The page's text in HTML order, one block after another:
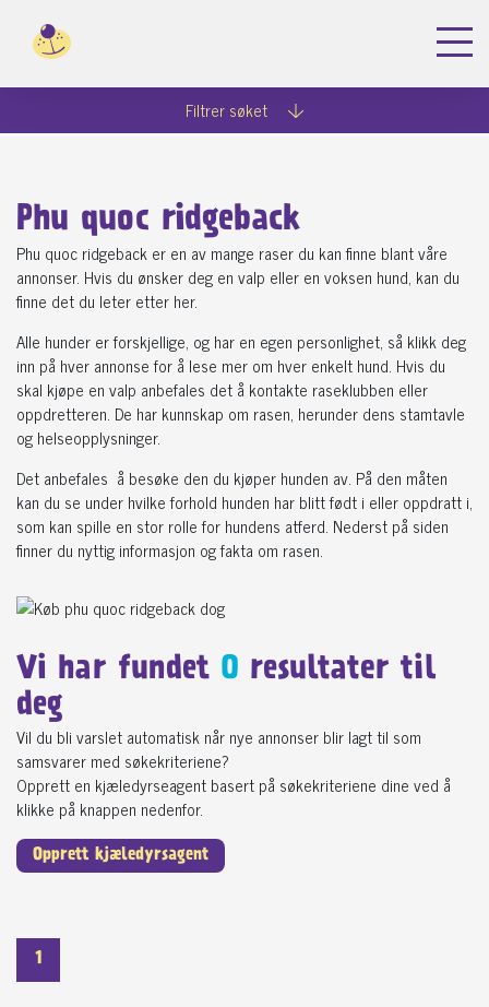
Filtrer søket
Phu quoc ridgeback
Phu quoc ridgeback er en av mange raser du kan finne blant våre
annonser. Hvis du ønsker deg en valp eller en voksen hund, kan du
finne det du leter etter her.
Alle hunder er forskjellige, og har en egen personlighet, så klikk deg
inn på hver annonse for å lese mer om hver enkelt hund. Hvis du
skal kjøpe en valp anbefales det å kontakte raseklubben eller
oppdretteren. De har kunnskap om rasen, herunder dens stamtavle
og helseopplysninger.
Det anbefales å besøke den du kjøper hunden av. På den måten
kan du se under hvilke forhold hunden har blitt født i eller oppdratt i,
som kan spille en stor rolle for hundens atferd. Nederst på siden
finner du nyttig informasjon og fakta om rasen.
Vi har fundet 0 resultater til
deg
Vil du bli varslet automatisk når nye annonser blir lagt til som
samsvarer med søkekriteriene?
Opprett en kjæledyrseagent basert på søkekriteriene dine ved å
klikke på knappen nedenfor.
Opprett kjæledyrsagent
1